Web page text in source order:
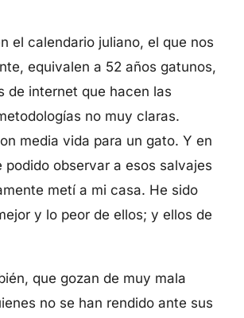
el calendario juliano, el que nos
equivalen a 52 años gatunos,
de internet que hacen las
no muy claras.
media vida para un gato. Y en
podido observar a esos salvajes
metí a mi casa. He sido
y lo peor de ellos; y ellos de
que gozan de muy mala
no se han rendido ante sus